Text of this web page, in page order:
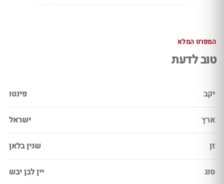
המפרט המלא
טוב לדעת
יקב פינטו
ארץ ישראל
זן שנין בלאן
סוג יין לבן יבש